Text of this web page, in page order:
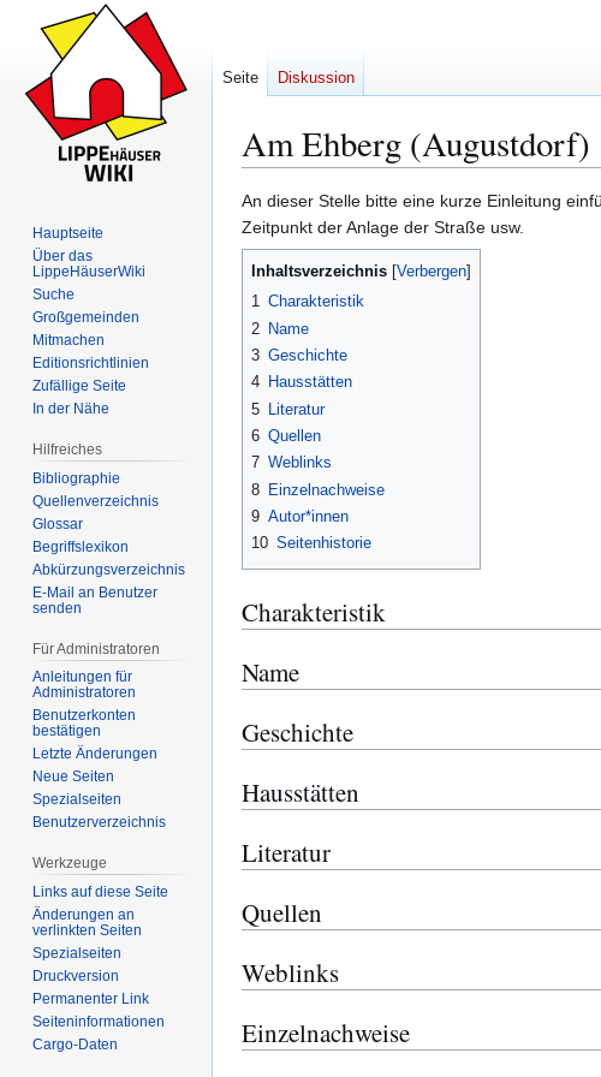
Am Ehberg (Augustdorf)
Zur
Navigation
springen
Zur
Suche
springen
An dieser Stelle bitte eine kurze Einleitung
Zeitpunkt der Anlage der Straße usw.
Inhaltsverzeichnis
1 Charakteristik
2 Name
3 Geschichte
4 Hausstätten
5
Literatur
6 Quellen
7 Weblinks
8 Einzelnachweise
9 Autor*innen
10 Seitenhistorie
Charakteristik
Name
Geschichte
Hausstätten
Literatur
Quellen
Weblinks
Einzelnachweise
Seite Diskussion
Hauptseite
Über das
LippeHäuserWiki
Suche
Großgemeinden
Mitmachen
Editionsrichtlinien
Zufällige Seite
In der Nähe
Hilfreiches
Bibliographie
Quellenverzeichnis
Glossar
Begriffslexikon
Abkürzungsverzeichnis
E-Mail an Benutzer
senden
Für Administratoren
Anleitungen für
Administratoren
Benutzerkonten
bestätigen
Letzte Änderungen
Neue Seiten
Spezialseiten
Benutzerverzeichnis
Werkzeuge
Links auf diese Seite
Änderungen an
verlinkten Seiten
Spezialseiten
Druckversion
Permanenter Link
Seiten­­informationen
Cargo-Daten